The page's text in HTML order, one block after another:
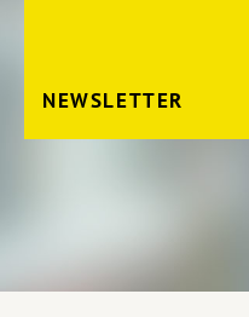
NEWSLETTER